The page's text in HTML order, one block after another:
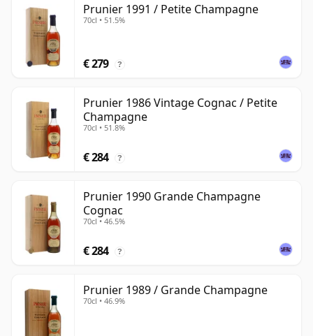
Prunier 1991 / Petite Champagne
70cl • 51.5%
€ 279 ?
Prunier 1986 Vintage Cognac / Petite
Champagne
70cl • 51.8%
€ 284 ?
Prunier 1990 Grande Champagne
Cognac
70cl • 46.5%
€ 284 ?
Prunier 1989 / Grande Champagne
70cl • 46.9%